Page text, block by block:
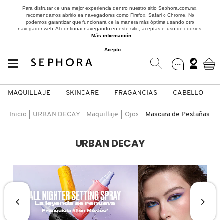
Para disfrutar de una mejor experiencia dentro nuestro sitio Sephora.com.mx,
recomendamos abrirlo en navegadores como Firefox, Safari o Chrome. No
podemos garantizar que funcionará de la manera más óptima usando otro
navegador web. Al continuar navegando en este sitio, aceptas el uso de cookies.
Más información
Acepto
MAQUILLAJE SKINCARE FRAGANCIAS CABELLO
ROSTRO
MEJILLAS
PRODUCTOS ESPECIALIZADOS
SKINCARE COREANO
MUJER
HOMBRE
SETS DE VALOR & PARA
TAMAÑOS DE VIAJE
MAQUILLAJE
CUIDADO DE LA PIEL
ADIDAS
AESTURA
A
B
C
Inicio URBAN DECAY Maquillaje Ojos Mascara de Pestañas
URBAN DECAY